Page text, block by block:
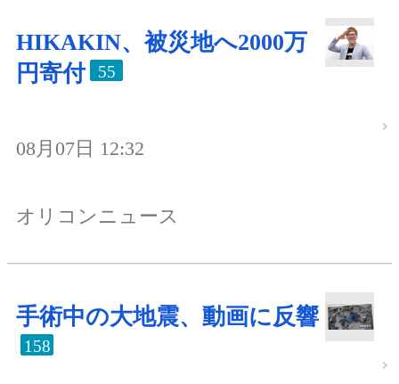
HIKAKIN、被災地へ2000万
円寄付
55
08月07日 12:32
オリコンニュース
手術中の大地震、動画に反響
158